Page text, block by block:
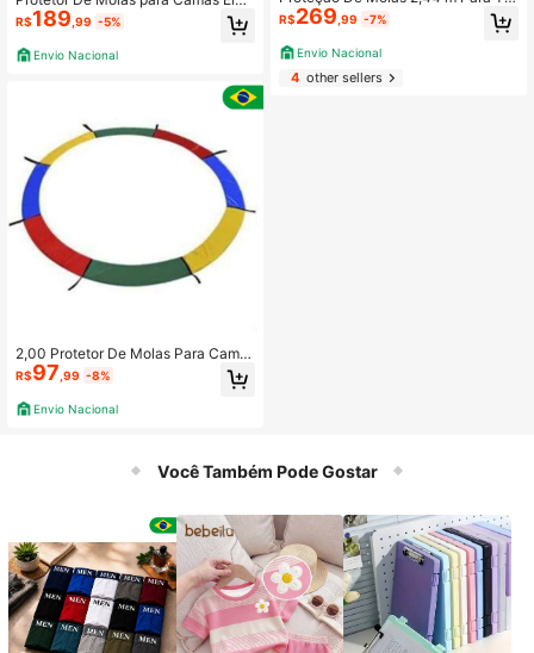
ticas Pula Pula 1,40 - Colorido.
R$189 ,99 -5%
Envio Nacional
2,00 Protetor De Molas Para Cama
Elástica Redonda – Diversão Garant
ida
R$97 ,99 -8%
Envio Nacional
das Cama Elástica - Excelência na
Qualidade e Alta Durabilidade.
R$269 ,99 -7%
Envio Nacional
4other sellers
Você Também Pode Gostar